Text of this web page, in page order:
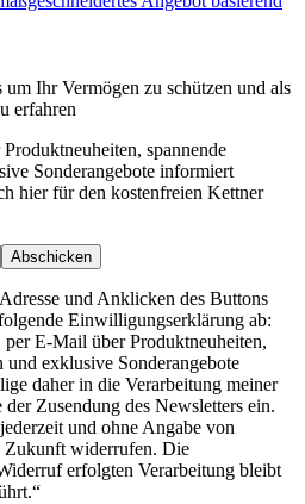
Ihr Vermögen zu schützen und als
erfahren
spannende
Sonderangebote informiert
hier für den kostenfreien Kettner
Abschicken
und Anklicken des Buttons
Einwilligungserklärung ab:
E-Mail über Produktneuheiten,
und exklusive Sonderangebote
daher in die Verarbeitung meiner
Zusendung des Newsletters ein.
und ohne Angabe von
widerrufen. Die
erfolgten Verarbeitung bleibt